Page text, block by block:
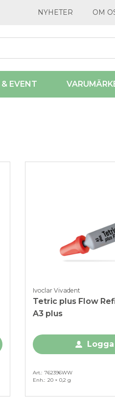
NYHETER OM
& EVENT
Ivoclar Vivadent
Tetric plus Flow
A3 plus
Art. 762396WW
Enh. 20 × 0,2 g